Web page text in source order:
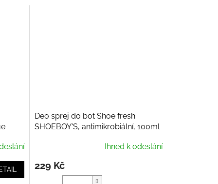
Deo sprej do bot Shoe fresh
SHOEBOY'S, antimikrobiální, 100ml
Ihned k odeslání
229 Kč